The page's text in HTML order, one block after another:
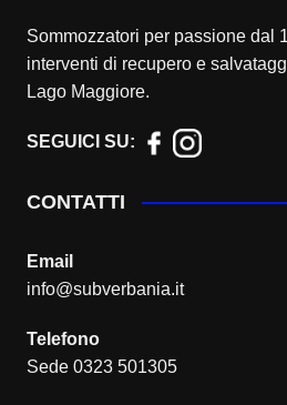
Sommozzatori per passione dal
interventi di recupero e
Lago Maggiore.
SEGUICI SU:
CONTATTI
Email
info@subverbania.it
Telefono
Sede 0323 501305